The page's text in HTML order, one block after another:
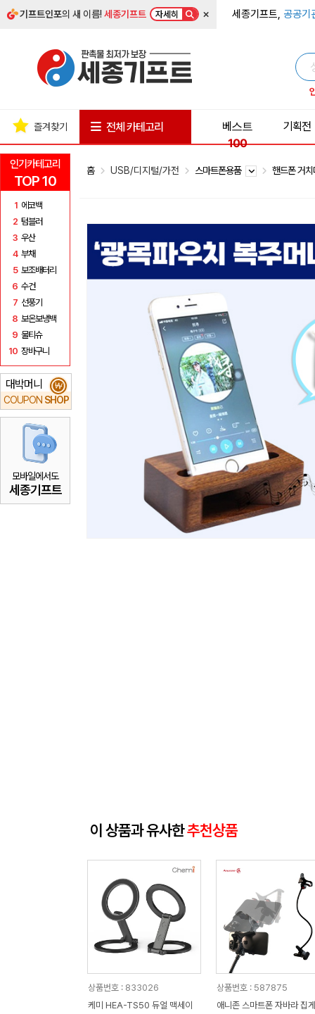
기프트인포의 새 이름!세종기프트 자세히 × 세종기프트, 공공기
인기카테고리
TOP 10
1 에코백
2 텀블러
3 우산
4 부채
5 보조배터리
6 수건
7 선풍기
8 보온보냉백
9 물티슈
10 장바구니
대박머니
COUPON SHOP
₩
모바일에서도
세종기프트
즐겨찾기 전체 카테고리
베스트
100
기획전
홈 USB/디지털/가전 스마트폰용품 핸드폰 거
이 상품과 유사한추천상품
상품번호 : 833026
케미 HEA-TS50 듀얼 맥세이
상품번호 : 587875
애니존 스마트폰 자바라 집